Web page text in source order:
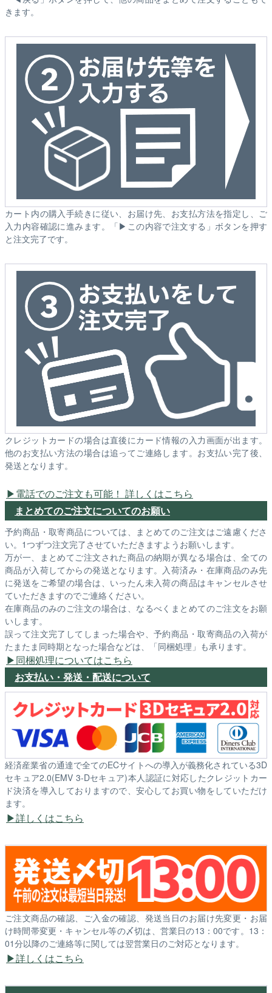
きます。
カート内の購入手続きに従い、お届け先、お支払方法を指定し、ご
入力内容確認に進みます。「▶この内容で注文する」ボタンを押す
と注文完了です。
クレジットカードの場合は直後にカード情報の入力画面が出ます。
他のお支払い方法の場合は追ってご連絡します。お支払い完了後、
発送となります。
電話でのご注文も可能！ 詳しくはこちら
まとめてのご注文についてのお願い
予約商品・取寄商品については、まとめてのご注文はご遠慮くださ
い。1つずつ注文完了させていただきますようお願いします。
万が一、まとめてご注文された商品の納期が異なる場合は、全ての
商品が入荷してからの発送となります。入荷済み・在庫商品のみ先
に発送をご希望の場合は、いったん未入荷の商品はキャンセルさせ
ていただきますのでご連絡ください。
在庫商品のみのご注文の場合は、なるべくまとめてのご注文をお願
いします。
誤って注文完了してしまった場合や、予約商品・取寄商品の入荷が
たまたま同時期となった場合などは、「同梱処理」も承ります。
同梱処理についてはこちら
お支払い・発送・配送について
経済産業省の通達で全てのECサイトへの導入が義務化されている3D
セキュア2.0(EMV 3-Dセキュア)本人認証に対応したクレジットカー
ド決済を導入しておりますので、安心してお買い物をしていただけ
ます。
詳しくはこちら
ご注文商品の確認、ご入金の確認、発送当日のお届け先変更・お届
け時間帯変更・キャンセル等の〆切は、営業日の13：00です。13：
01分以降のご連絡等に関しては翌営業日のご対応となります。
詳しくはこちら